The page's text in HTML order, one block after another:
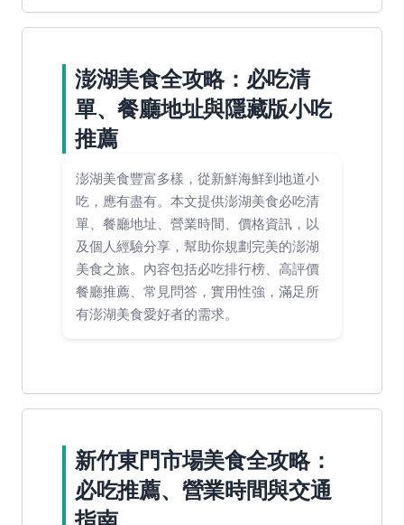
澎湖美食全攻略：必吃清
單、餐廳地址與隱藏版小吃
推薦
澎湖美食豐富多樣，從新鮮海鮮到地道小
吃，應有盡有。本文提供澎湖美食必吃清
單、餐廳地址、營業時間、價格資訊，以
及個人經驗分享，幫助你規劃完美的澎湖
美食之旅。內容包括必吃排行榜、高評價
餐廳推薦、常見問答，實用性強，滿足所
有澎湖美食愛好者的需求。
新竹東門市場美食全攻略：
必吃推薦、營業時間與交通
指南